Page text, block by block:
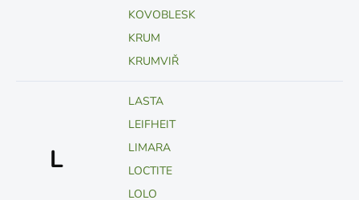
KOVOBLESK
KRUM
KRUMVIŘ
L
LASTA
LEIFHEIT
LIMARA
LOCTITE
LOLO